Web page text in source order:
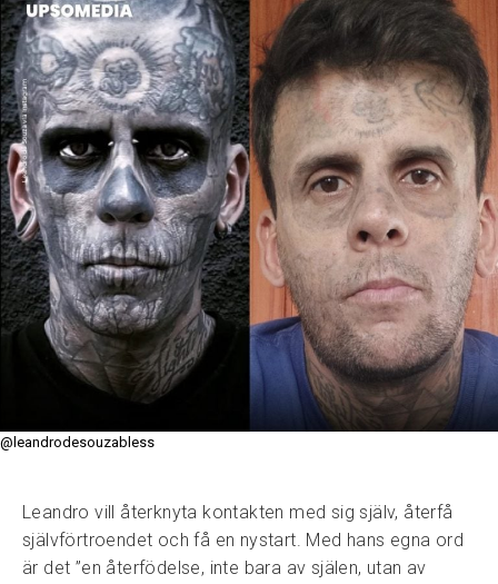
@leandrodesouzabless
Leandro vill återknyta kontakten med sig själv, återfå
självförtroendet och få en nystart. Med hans egna ord
är det ”en återfödelse, inte bara av själen, utan av